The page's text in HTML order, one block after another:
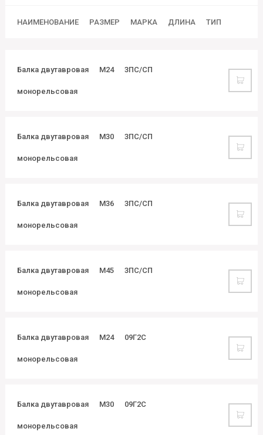
НАИМЕНОВАНИЕ РАЗМЕР МАРКА ДЛИНА ТИП
Балка двутавровая М24 3ПС/СП
монорельсовая
Балка двутавровая М30 3ПС/СП
монорельсовая
Балка двутавровая М36 3ПС/СП
монорельсовая
Балка двутавровая М45 3ПС/СП
монорельсовая
Балка двутавровая М24 09Г2С
монорельсовая
Балка двутавровая М30 09Г2С
монорельсовая